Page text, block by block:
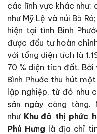
các lĩnh vực khác như:
như Mỹ Lệ và núi Bà
hiện tại tỉnh Bình
được đầu tư hoàn
với tổng diện tích là
70 % diện tích đất. Bởi
Bình Phước thu hút
lập nghiệp, từ đó nhu
sản ngày càng tăng.
như Khu đô thị phức
Phú Hưng là địa chỉ